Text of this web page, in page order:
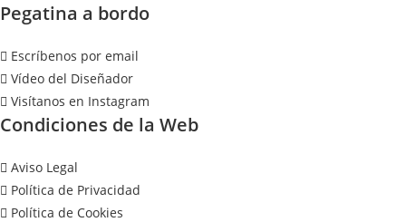
Pegatina a bordo
Escríbenos por email
Vídeo del Diseñador
Visítanos en Instagram
Condiciones de la Web
Aviso Legal
Política de Privacidad
Política de Cookies